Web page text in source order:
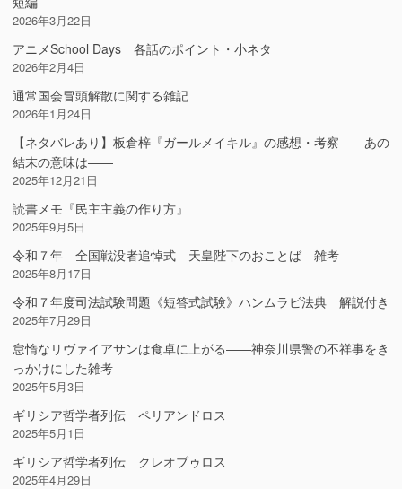
2026年3月22日
アニメSchool Days 各話のポイント・小ネタ
2026年2月4日
通常国会冒頭解散に関する雑記
2026年1月24日
【ネタバレあり】板倉梓『ガールメイキル』の感想・考察――あの
結末の意味は――
2025年12月21日
読書メモ『民主主義の作り方』
2025年9月5日
令和７年 全国戦没者追悼式 天皇陛下のおことば 雑考
2025年8月17日
令和７年度司法試験問題《短答式試験》ハンムラビ法典 解説付き
2025年7月29日
怠惰なリヴァイアサンは食卓に上がる――神奈川県警の不祥事をき
っかけにした雑考
2025年5月3日
ギリシア哲学者列伝 ペリアンドロス
2025年5月1日
ギリシア哲学者列伝 クレオブゥロス
2025年4月29日